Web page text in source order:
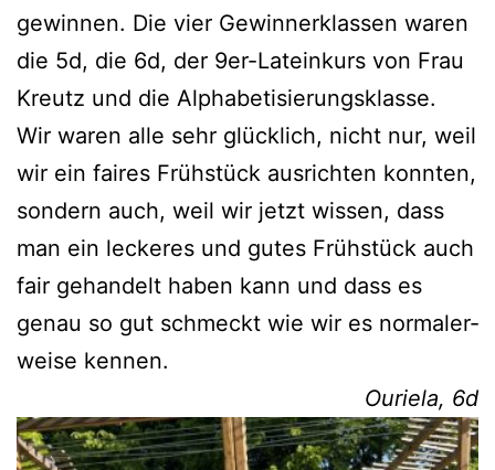
gewin­nen. Die vier Gewin­ner­klas­sen waren
die 5d, die 6d, der 9er-Latein­kurs von Frau
Kreutz und die Alphabetisierungsklasse.
Wir waren alle sehr glück­lich, nicht nur, weil
wir ein fai­res Früh­stück aus­rich­ten konn­ten,
son­dern auch, weil wir jetzt wis­sen, dass
man ein lecke­res und gutes Früh­stück auch
fair gehan­delt haben kann und dass es
genau so gut schmeckt wie wir es nor­ma­ler­
wei­se kennen.
Ourie­la, 6d